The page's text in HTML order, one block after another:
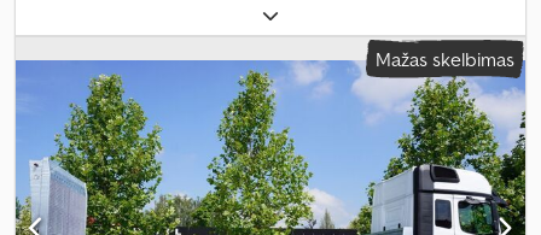
dyzelinas
kuras:dyzelinas, spalva:mėlyna, vairuotojo kabina:miegamoji
kabina, pavaros tipas:automatinis, emisijos klasė:Euro 6, sėdimų
vietų skaičius:
ABS, AdBlue, EBS (Elektroninė stabdžių
sistema), Tachografas, autonominis šildytuvas, borto
kompiuteris, elektrinis langų reguliavimas, kruizo kontrolė,
priešrūkiniai žibintai, retarderis, trauki kontrolė
Mažas skelbimas